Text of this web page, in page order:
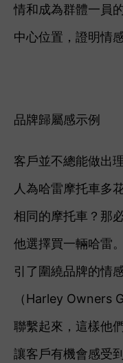
情和成為群體一員
中心位置，證明情
品牌歸屬感示例
客戶並不總能做出
人為哈雷摩托車多
相同的摩托車？那
他選擇買一輛哈雷
引了圍繞品牌的情
（Harley Owners
聯繫起來，這樣他
讓客戶有機會感受